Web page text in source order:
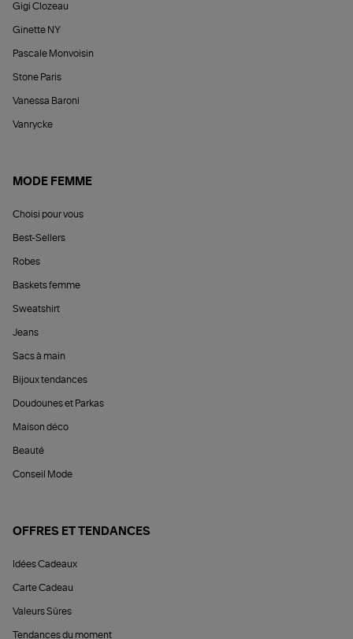
Gigi Clozeau
Ginette NY
Pascale Monvoisin
Stone Paris
Vanessa Baroni
Vanrycke
MODE FEMME
Choisi pour vous
Best-Sellers
Robes
Baskets femme
Sweatshirt
Jeans
Sacs à main
Bijoux tendances
Doudounes et Parkas
Maison déco
Beauté
Conseil Mode
OFFRES ET TENDANCES
Idées Cadeaux
Carte Cadeau
Valeurs Sûres
Tendances du moment